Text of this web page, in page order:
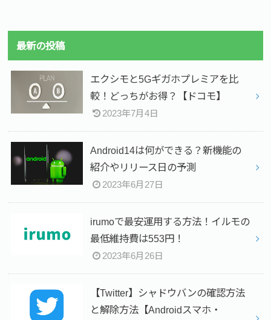
最新の投稿
エクシモと5Gギガホプレミアを比
較！どっちがお得？【ドコモ】
2023年7月4日
Android14は何ができる？新機能の
紹介やリリース日の予測
2023年6月27日
irumoで最安運用する方法！イルモの
最低維持費は553円！
2023年6月26日
【Twitter】シャドウバンの確認方法
と解除方法【Androidスマホ・